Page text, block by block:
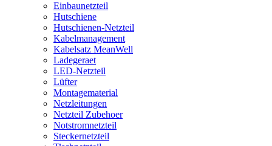
Einbaunetzteil
Hutschiene
Hutschienen-Netzteil
Kabelmanagement
Kabelsatz MeanWell
Ladegeraet
LED-Netzteil
Lüfter
Montagematerial
Netzleitungen
Netzteil Zubehoer
Notstromnetzteil
Steckernetzteil